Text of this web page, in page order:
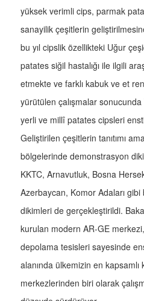
yüksek verimli cips, parmak
sanayilik çeşitlerin
bu yıl cipslik özellikteki Uğur
patates siğil hastalığı ile ilgili
etmekte ve farklı kabuk ve et
yürütülen çalışmalar
yerli ve millî patates cipsleri
Geliştirilen çeşitlerin tanıtımı
bölgelerinde demonstrasyon
KKTC, Arnavutluk, Bosna
Azerbaycan, Komor Adaları
dikimleri de gerçekleştirildi.
kurulan modern AR-GE
depolama tesisleri sayesinde
alanında ülkemizin en kapsamlı
merkezlerinden biri olarak